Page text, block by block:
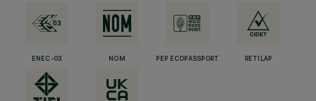
ENEC-03 NOM PEP ECOPASSPORT RETILAP